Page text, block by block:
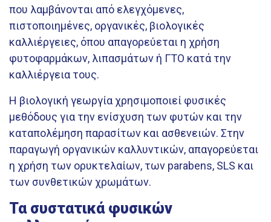
που λαμβάνονται από ελεγχόμενες,
πιστοποιημένες, οργανικές, βιολογικές
καλλιέργειες, όπου απαγορεύεται η χρήση
φυτοφαρμάκων, λιπασμάτων ή ΓΤΟ κατά την
καλλιέργεια τους.
Η βιολογική γεωργία χρησιμοποιεί φυσικές
μεθόδους για την ενίσχυση των φυτών και την
καταπολέμηση παρασίτων και ασθενειών. Στην
παραγωγή οργανικών καλλυντικών, απαγορεύεται
η χρήση των ορυκτελαίων, των parabens, SLS και
των συνθετικών χρωμάτων.
Τα συστατικά φυσικών